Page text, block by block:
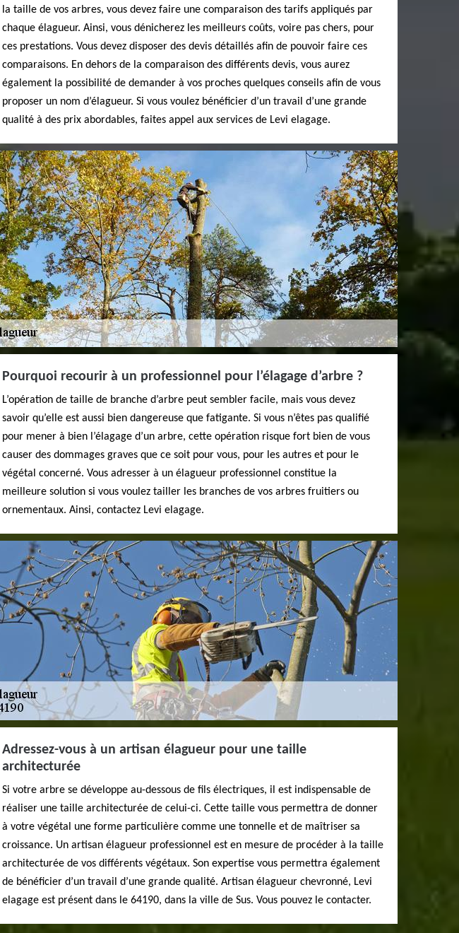
la taille de vos arbres, vous devez faire une comparaison des tarifs appliqués par
chaque élagueur. Ainsi, vous dénicherez les meilleurs coûts, voire pas chers, pour
ces prestations. Vous devez disposer des devis détaillés afin de pouvoir faire ces
comparaisons. En dehors de la comparaison des différents devis, vous aurez
également la possibilité de demander à vos proches quelques conseils afin de vous
proposer un nom d’élagueur. Si vous voulez bénéficier d’un travail d’une grande
qualité à des prix abordables, faites appel aux services de Levi elagage.
Pourquoi recourir à un professionnel pour l’élagage d’arbre ?
L’opération de taille de branche d’arbre peut sembler facile, mais vous devez
savoir qu’elle est aussi bien dangereuse que fatigante. Si vous n’êtes pas qualifié
pour mener à bien l’élagage d’un arbre, cette opération risque fort bien de vous
causer des dommages graves que ce soit pour vous, pour les autres et pour le
végétal concerné. Vous adresser à un élagueur professionnel constitue la
meilleure solution si vous voulez tailler les branches de vos arbres fruitiers ou
ornementaux. Ainsi, contactez Levi elagage.
Adressez-vous à un artisan élagueur pour une taille
architecturée
Si votre arbre se développe au-dessous de fils électriques, il est indispensable de
réaliser une taille architecturée de celui-ci. Cette taille vous permettra de donner
à votre végétal une forme particulière comme une tonnelle et de maîtriser sa
croissance. Un artisan élagueur professionnel est en mesure de procéder à la taille
architecturée de vos différents végétaux. Son expertise vous permettra également
de bénéficier d’un travail d’une grande qualité. Artisan élagueur chevronné, Levi
elagage est présent dans le 64190, dans la ville de Sus. Vous pouvez le contacter.